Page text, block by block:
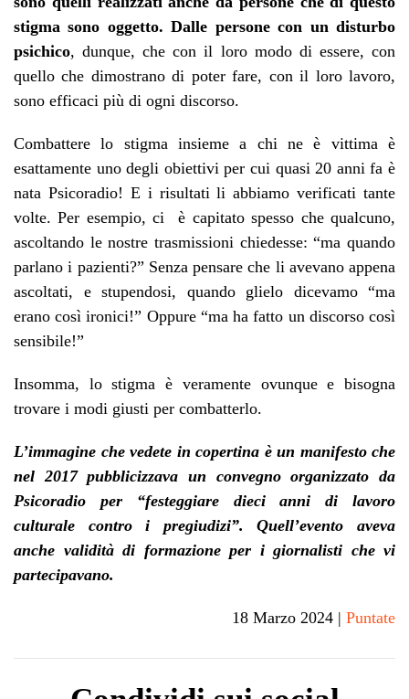
stigma sono oggetto. Dalle persone con un disturbo
psichico, dunque, che con il loro modo di essere, con
quello che dimostrano di poter fare, con il loro lavoro,
sono efficaci più di ogni discorso.
Combattere lo stigma insieme a chi ne è vittima è
esattamente uno degli obiettivi per cui quasi 20 anni fa è
nata Psicoradio! E i risultati li abbiamo verificati tante
volte. Per esempio, ci è capitato spesso che qualcuno,
ascoltando le nostre trasmissioni chiedesse: “ma quando
parlano i pazienti?” Senza pensare che li avevano appena
ascoltati, e stupendosi, quando glielo dicevamo “ma
erano così ironici!” Oppure “ma ha fatto un discorso così
sensibile!”
Insomma, lo stigma è veramente ovunque e bisogna
trovare i modi giusti per combatterlo.
L’immagine che vedete in copertina è un manifesto che
nel 2017 pubblicizzava un convegno organizzato da
Psicoradio per “festeggiare dieci anni di lavoro
culturale contro i pregiudizi”.Quell’evento aveva
anche validità di formazione per i giornalisti che vi
partecipavano.
18 Marzo 2024 | Puntate